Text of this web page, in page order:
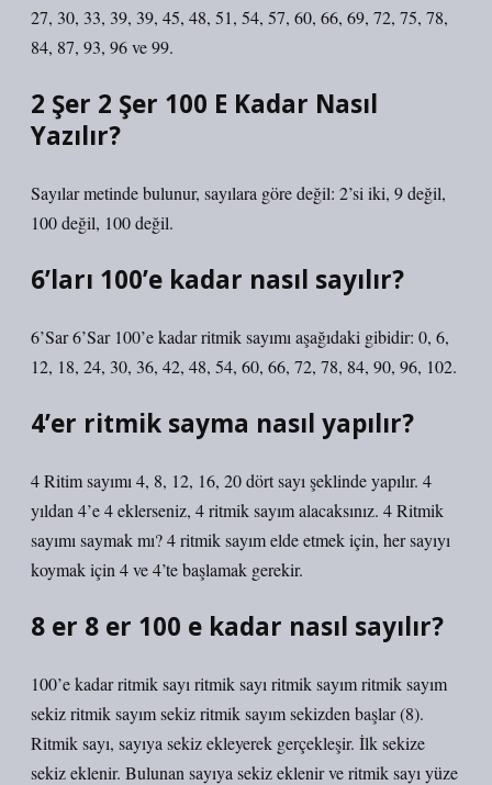
27, 30, 33, 39, 39, 45, 48, 51, 54, 57, 60, 66, 69, 72, 75, 78,
84, 87, 93, 96 ve 99.
2 Şer 2 Şer 100 E Kadar Nasıl
Yazılır?
Sayılar metinde bulunur, sayılara göre değil: 2’si iki, 9 değil,
100 değil, 100 değil.
6’ları 100’e kadar nasıl sayılır?
6’Sar 6’Sar 100’e kadar ritmik sayımı aşağıdaki gibidir: 0, 6,
12, 18, 24, 30, 36, 42, 48, 54, 60, 66, 72, 78, 84, 90, 96, 102.
4’er ritmik sayma nasıl yapılır?
4 Ritim sayımı 4, 8, 12, 16, 20 dört sayı şeklinde yapılır. 4
yıldan 4’e 4 eklerseniz, 4 ritmik sayım alacaksınız. 4 Ritmik
sayımı saymak mı? 4 ritmik sayım elde etmek için, her sayıyı
koymak için 4 ve 4’te başlamak gerekir.
8 er 8 er 100 e kadar nasıl sayılır?
100’e kadar ritmik sayı ritmik sayı ritmik sayım ritmik sayım
sekiz ritmik sayım sekiz ritmik sayım sekizden başlar (8).
Ritmik sayı, sayıya sekiz ekleyerek gerçekleşir. İlk sekize
sekiz eklenir. Bulunan sayıya sekiz eklenir ve ritmik sayı yüze